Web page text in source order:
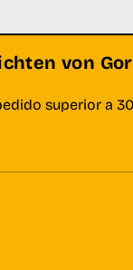
von
superior a